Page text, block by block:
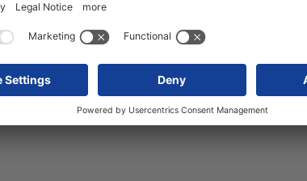
a nível mundial, que cobre todas as necessidades
relacionadas com os reboques durante todo o seu
período de utilização.